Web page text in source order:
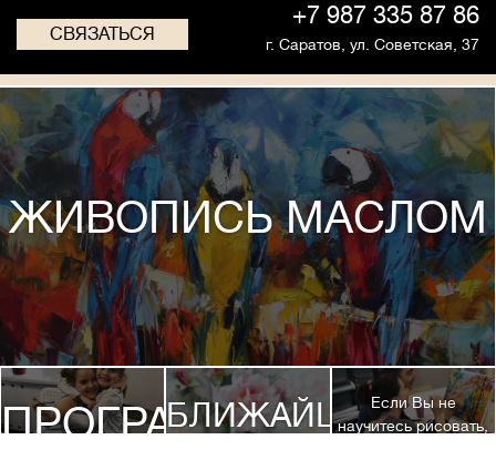
СВЯЗАТЬСЯ
+7 987 335 87 86
г. Саратов, ул. Советская, 37
ЖИВОПИСЬ МАСЛОМ
ПРОГРАММЫ
БЛИЖАЙШИЕЕсли Вы не
научитесь рисовать,